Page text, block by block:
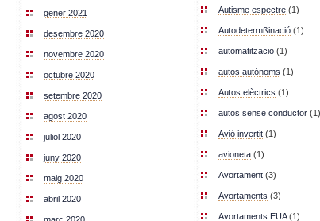
gener 2021
desembre 2020
novembre 2020
octubre 2020
setembre 2020
agost 2020
juliol 2020
juny 2020
maig 2020
abril 2020
Autisme espectre (1)
Autodetermßinació (1)
automatitzacio (1)
autos autònoms (1)
Autos elèctrics (1)
autos sense conductor (1)
Avió invertit (1)
avioneta (1)
Avortament (3)
Avortaments (3)
Avortaments EUA(1)